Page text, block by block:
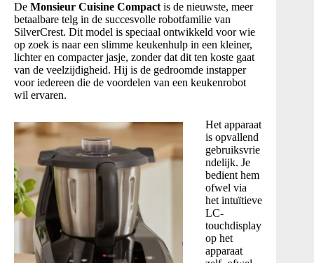
De Monsieur Cuisine Compact is de nieuwste, meer
betaalbare telg in de succesvolle robotfamilie van
SilverCrest. Dit model is speciaal ontwikkeld voor wie
op zoek is naar een slimme keukenhulp in een kleiner,
lichter en compacter jasje, zonder dat dit ten koste gaat
van de veelzijdigheid. Hij is de gedroomde instapper
voor iedereen die de voordelen van een keukenrobot
wil ervaren.
Het apparaat
is opvallend
gebruiksvrie
ndelijk. Je
bedient hem
ofwel via
het intuïtieve
LC-
touchdisplay
op het
apparaat